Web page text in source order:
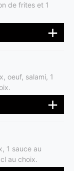
de frites et 1
oeuf, salami, 1
1 sauce au
au choix.